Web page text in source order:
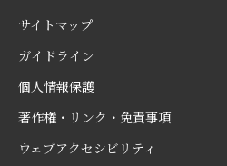
サイトマップ
ガイドライン
個人情報保護
著作権・リンク・免責事項
ウェブアクセシビリティ